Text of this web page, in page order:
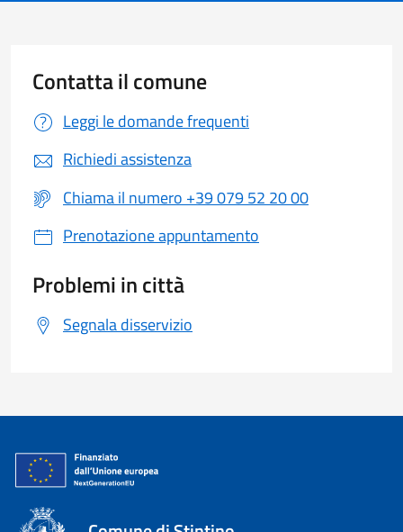
Contatta il comune
Leggi le domande frequenti
Richiedi assistenza
Chiama il numero +39 079 52 20 00
Prenotazione appuntamento
Problemi in città
Segnala disservizio